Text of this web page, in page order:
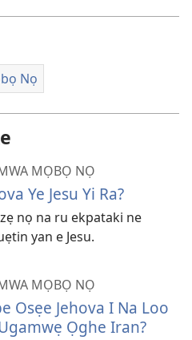
Nọ
MỌBỌ NỌ
Ye Jesu Yi Ra?
nọ na ru ekpataki ne
yan e Jesu.
MỌBỌ NỌ
Osẹe Jehova I Na Loo
Ọghe Iran?